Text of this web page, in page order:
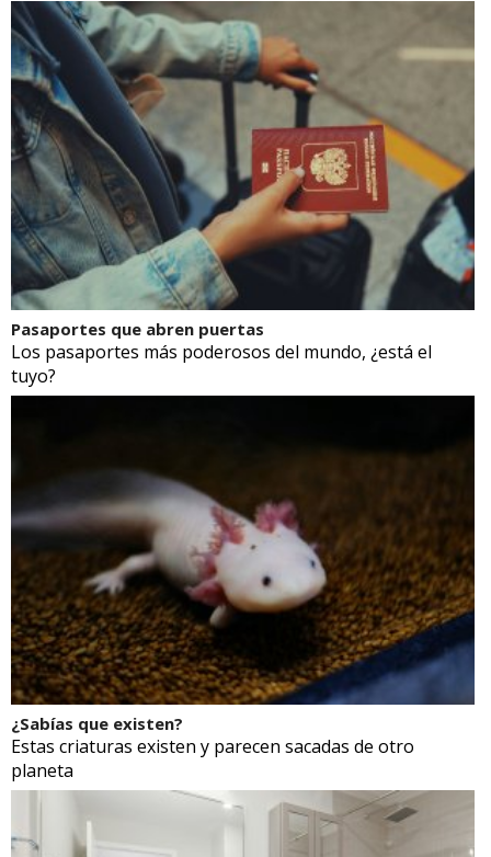
Pasaportes que abren puertas
Los pasaportes más poderosos del mundo, ¿está el
tuyo?
¿Sabías que existen?
Estas criaturas existen y parecen sacadas de otro
planeta